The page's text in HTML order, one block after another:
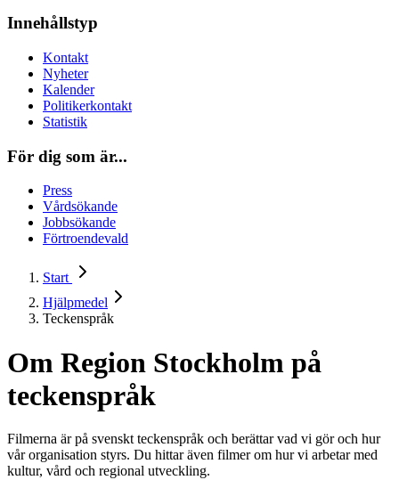
Innehållstyp
Kontakt
Nyheter
Kalender
Politikerkontakt
Statistik
För dig som är...
Press
Vårdsökande
Jobbsökande
Förtroendevald
Start
Hjälpmedel
Teckenspråk
Om Region Stockholm på
teckenspråk
Filmerna är på svenskt teckenspråk och berättar vad vi gör och hur
vår organisation styrs. Du hittar även filmer om hur vi arbetar med
kultur, vård och regional utveckling.